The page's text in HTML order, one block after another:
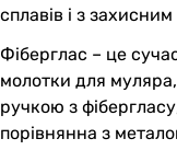
сплавів і з
Фіберглас – це
молотки для
ручкою з
порівнянна з